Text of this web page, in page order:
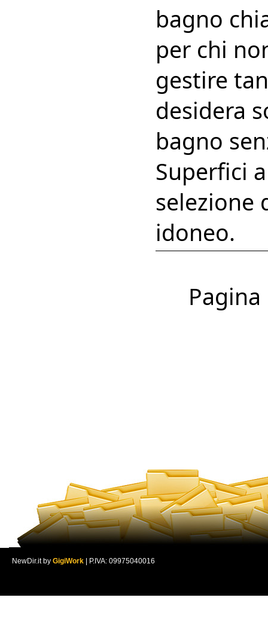
bagno
per chi
gestire
desidera
bagno
Superfici
selezione
idoneo.
NewDir.it by GigiWork | P.IVA: 09975040016